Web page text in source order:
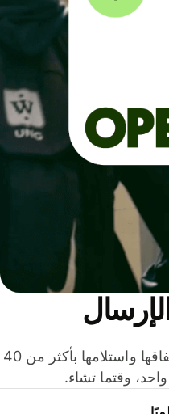
وفّر المال عند إرسال الأموال وإنفاقها واستلامها بأكثر من 40
وقتما تشاء.